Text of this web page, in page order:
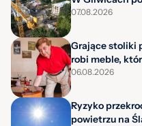
07.08.2026
Grające stoliki
robi meble,
06.08.2026
Ryzyko
powietrzu na